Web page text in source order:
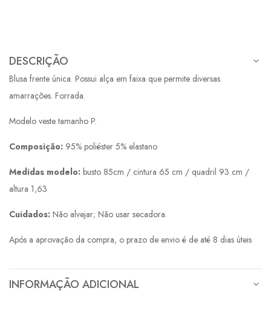
DESCRIÇÃO
Blusa frente única. Possui alça em faixa que permite diversas
amarrações. Forrada.
Modelo veste tamanho P.
Composição: 95% poliéster 5% elastano
Medidas modelo: busto 85cm / cintura 65 cm / quadril 93 cm /
altura 1,63
Cuidados: Não alvejar; Não usar secadora.
Após a aprovação da compra, o prazo de envio é de até 8 dias úteis
INFORMAÇÃO ADICIONAL